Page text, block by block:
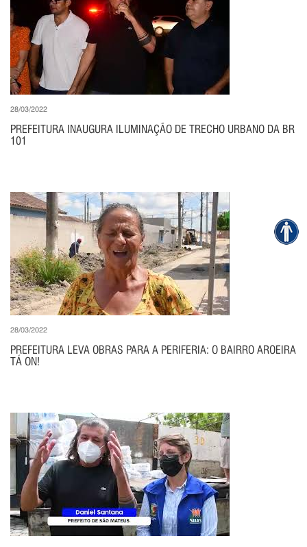
28/03/2022
PREFEITURA INAUGURA ILUMINAÇÃO DE TRECHO URBANO DA BR
101
28/03/2022
PREFEITURA LEVA OBRAS PARA A PERIFERIA: O BAIRRO AROEIRA
TÁ ON!